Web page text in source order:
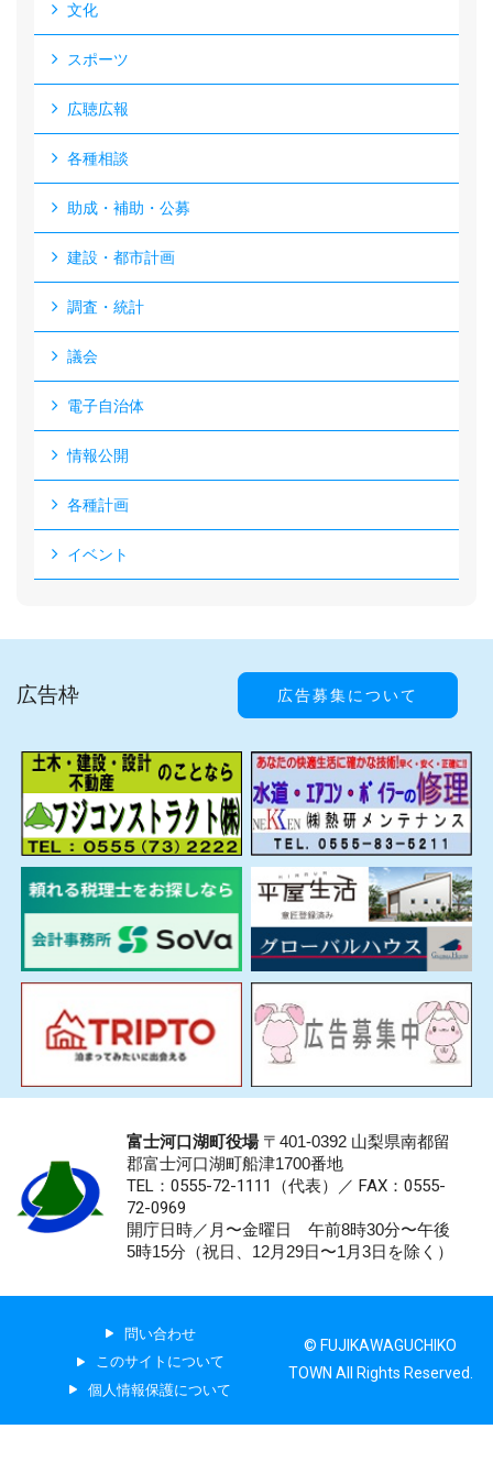
文化
スポーツ
広聴広報
各種相談
助成・補助・公募
建設・都市計画
調査・統計
議会
電子自治体
情報公開
各種計画
イベント
広告枠 広告募集について
富士河口湖町役場〒401-0392 山梨県南都留
郡富士河口湖町船津1700番地
TEL：0555-72-1111 （代表）／ FAX：0555-
72-0969
開庁日時／月〜金曜日 午前8時30分〜午後
5時15分（祝日、12月29日〜1月3日を除く）
問い合わせ
このサイトについて
個人情報保護について
© FUJIKAWAGUCHIKO
TOWN All Rights Reserved.